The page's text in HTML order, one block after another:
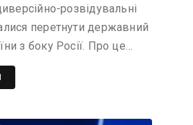
розвідувальні
перетнути державний
з боку Росії. Про це…